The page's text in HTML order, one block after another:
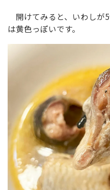
開けてみると、いわしが
は黄色っぽいです。